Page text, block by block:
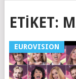
ETIKET:
EUROVISION